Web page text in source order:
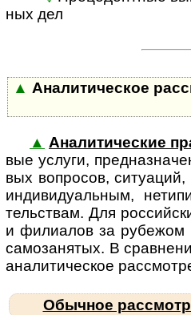
ных дел
▲ Аналитическое
▲ Аналитические
вые ус­лу­ги,
вых воп­ро­сов,
инди­ви­ду­аль­ным,
тель­ствам. Для
и фили­а­лов за рубе­жом
само­за­ня­тых. В
ана­ли­ти­чес­кое
Обычное